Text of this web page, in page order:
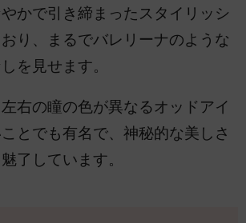
かで引き締まったスタイリッシ
り、まるでバレリーナのような
を見せます。
右の瞳の色が異なるオッドアイ
とでも有名で、神秘的な美しさ
了しています。